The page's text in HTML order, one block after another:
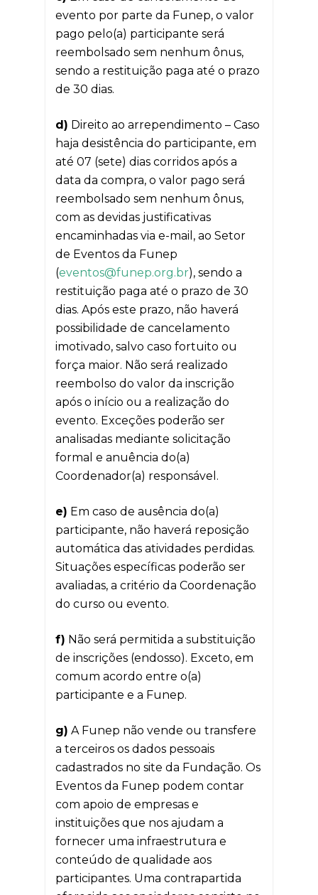
evento por parte da Funep, o valor
pago pelo(a) participante será
reembolsado sem nenhum ônus,
sendo a restituição paga até o prazo
de 30 dias.
d) Direito ao arrependimento – Caso
haja desistência do participante, em
até 07 (sete) dias corridos após a
data da compra, o valor pago será
reembolsado sem nenhum ônus,
com as devidas justificativas
encaminhadas via e-mail, ao Setor
de Eventos da Funep
(eventos@funep.org.br), sendo a
restituição paga até o prazo de 30
dias. Após este prazo, não haverá
possibilidade de cancelamento
imotivado, salvo caso fortuito ou
força maior. Não será realizado
reembolso do valor da inscrição
após o início ou a realização do
evento. Exceções poderão ser
analisadas mediante solicitação
formal e anuência do(a)
Coordenador(a) responsável.
e) Em caso de ausência do(a)
participante, não haverá reposição
automática das atividades perdidas.
Situações específicas poderão ser
avaliadas, a critério da Coordenação
do curso ou evento.
f) Não será permitida a substituição
de inscrições (endosso). Exceto, em
comum acordo entre o(a)
participante e a Funep.
g) A Funep não vende ou transfere
a terceiros os dados pessoais
cadastrados no site da Fundação. Os
Eventos da Funep podem contar
com apoio de empresas e
instituições que nos ajudam a
fornecer uma infraestrutura e
conteúdo de qualidade aos
participantes. Uma contrapartida